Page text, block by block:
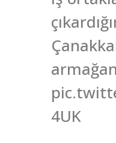
4UK